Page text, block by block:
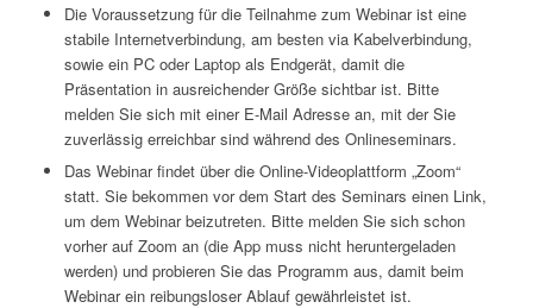
Die Voraussetzung für die Teilnahme zum Webinar ist eine
stabile Internetverbindung, am besten via Kabelverbindung,
sowie ein PC oder Laptop als Endgerät, damit die
Präsentation in ausreichender Größe sichtbar ist. Bitte
melden Sie sich mit einer E-Mail Adresse an, mit der Sie
zuverlässig erreichbar sind während des Onlineseminars.
Das Webinar findet über die Online-Videoplattform „Zoom“
statt. Sie bekommen vor dem Start des Seminars einen Link,
um dem Webinar beizutreten. Bitte melden Sie sich schon
vorher auf Zoom an (die App muss nicht heruntergeladen
werden) und probieren Sie das Programm aus, damit beim
Webinar ein reibungsloser Ablauf gewährleistet ist.